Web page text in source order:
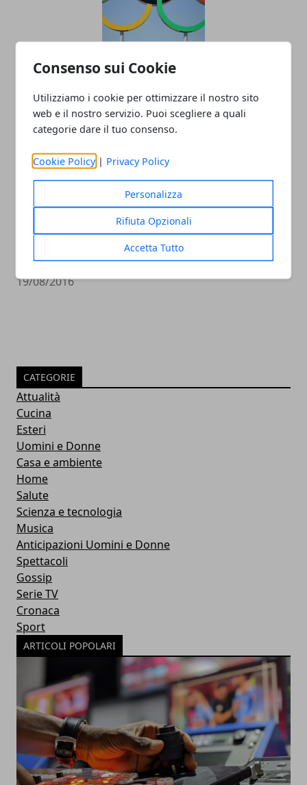
Consenso sui Cookie
Utilizziamo i cookie per ottimizzare il nostro sito
web e il nostro servizio. Puoi scegliere a quali
categorie dare il tuo consenso.
Cookie Policy | Privacy Policy
Personalizza
Rifiuta Opzionali
Accetta Tutto
Olimpiadi Italia Oggi: Le Gare Per Le
19/08/2016
Bolt Rio 2016 Video: Resta Il Mito!
19/08/2016
CATEGORIE
Attualità
Cucina
Esteri
Uomini e Donne
Casa e ambiente
Home
Salute
Scienza e tecnologia
Musica
Anticipazioni Uomini e Donne
Spettacoli
Gossip
Serie TV
Cronaca
Sport
ARTICOLI POPOLARI